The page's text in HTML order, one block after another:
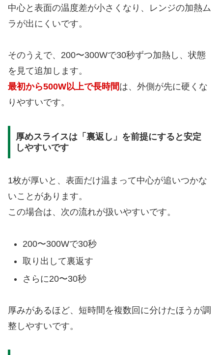
中心と表面の温度差が小さくなり、レンジの加熱ム
ラが出にくいです。
そのうえで、200〜300Wで30秒ずつ加熱し、状態
を見て追加します。
最初から500W以上で長時間は、外側が先に硬くな
りやすいです。
厚めスライスは「裏返し」を前提にすると安定
しやすいです
1枚が厚いと、表面だけ温まって中心が追いつかな
いことがあります。
この場合は、次の流れが扱いやすいです。
200〜300Wで30秒
取り出して裏返す
さらに20〜30秒
厚みがあるほど、短時間を複数回に分けたほうが調
整しやすいです。